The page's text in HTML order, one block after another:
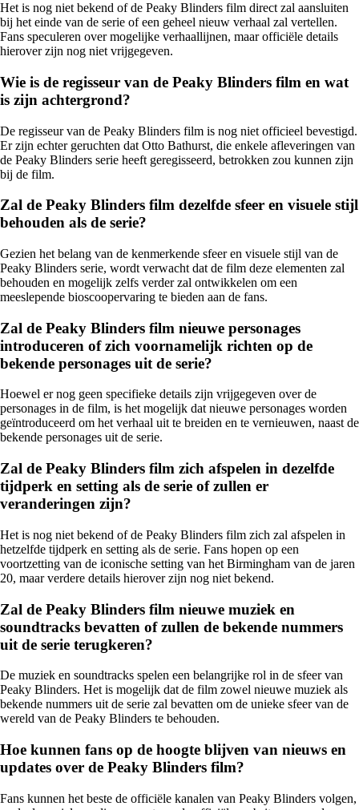
Het is nog niet bekend of de Peaky Blinders film direct zal aansluiten
bij het einde van de serie of een geheel nieuw verhaal zal vertellen.
Fans speculeren over mogelijke verhaallijnen, maar officiële details
hierover zijn nog niet vrijgegeven.
Wie is de regisseur van de Peaky Blinders film en wat
is zijn achtergrond?
De regisseur van de Peaky Blinders film is nog niet officieel bevestigd.
Er zijn echter geruchten dat Otto Bathurst, die enkele afleveringen van
de Peaky Blinders serie heeft geregisseerd, betrokken zou kunnen zijn
bij de film.
Zal de Peaky Blinders film dezelfde sfeer en visuele stijl
behouden als de serie?
Gezien het belang van de kenmerkende sfeer en visuele stijl van de
Peaky Blinders serie, wordt verwacht dat de film deze elementen zal
behouden en mogelijk zelfs verder zal ontwikkelen om een
meeslepende bioscoopervaring te bieden aan de fans.
Zal de Peaky Blinders film nieuwe personages
introduceren of zich voornamelijk richten op de
bekende personages uit de serie?
Hoewel er nog geen specifieke details zijn vrijgegeven over de
personages in de film, is het mogelijk dat nieuwe personages worden
geïntroduceerd om het verhaal uit te breiden en te vernieuwen, naast de
bekende personages uit de serie.
Zal de Peaky Blinders film zich afspelen in dezelfde
tijdperk en setting als de serie of zullen er
veranderingen zijn?
Het is nog niet bekend of de Peaky Blinders film zich zal afspelen in
hetzelfde tijdperk en setting als de serie. Fans hopen op een
voortzetting van de iconische setting van het Birmingham van de jaren
20, maar verdere details hierover zijn nog niet bekend.
Zal de Peaky Blinders film nieuwe muziek en
soundtracks bevatten of zullen de bekende nummers
uit de serie terugkeren?
De muziek en soundtracks spelen een belangrijke rol in de sfeer van
Peaky Blinders. Het is mogelijk dat de film zowel nieuwe muziek als
bekende nummers uit de serie zal bevatten om de unieke sfeer van de
wereld van de Peaky Blinders te behouden.
Hoe kunnen fans op de hoogte blijven van nieuws en
updates over de Peaky Blinders film?
Fans kunnen het beste de officiële kanalen van Peaky Blinders volgen,